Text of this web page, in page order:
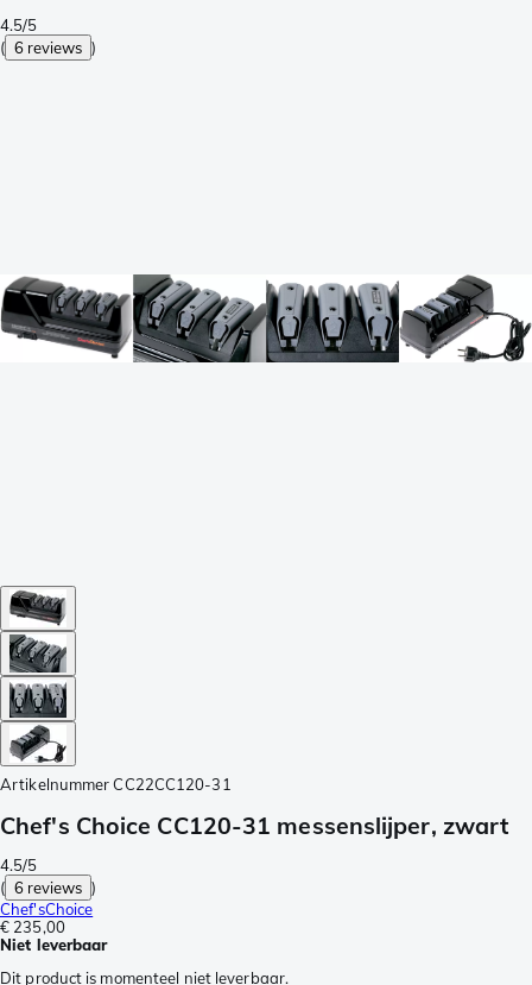
4.5/5
( 6 reviews )
Artikelnummer CC22CC120-31
Chef's Choice CC120-31 messenslijper, zwart
4.5/5
( 6 reviews )
Chef'sChoice
€ 235,00
Niet leverbaar
Dit product is momenteel niet leverbaar.